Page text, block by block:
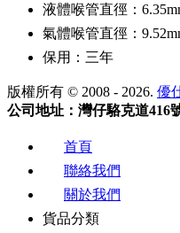
液體喉管直徑：
氣體喉管直徑：
保用：三年
版權所有 © 2008 - 2026. 優
公司地址：灣仔駱克道416
首頁
聯絡我們
關於我們
貨品分類